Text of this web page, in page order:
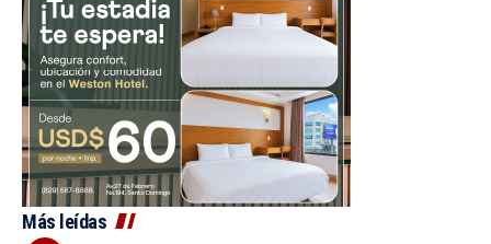
Más leídas